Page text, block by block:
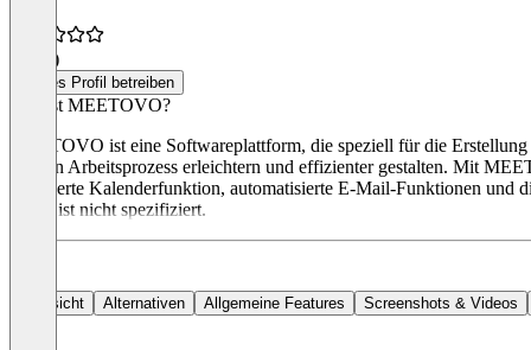
(1)
Dieses Profil betreiben
Was ist MEETOVO?
MEETOVO ist eine Softwareplattform, die speziell für die
die den Arbeitsprozess erleichtern und effizienter gestalten. Mit
integrierte Kalenderfunktion, automatisierte E-Mail-Funktionen und
Phase ist nicht spezifiziert.
Übersicht Alternativen Allgemeine Features Screenshots & Videos